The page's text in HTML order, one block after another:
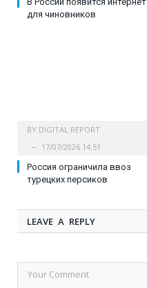
для чиновников
BY DIGITAL REPORT
17/07/2026 14:51
Россия ограничила ввоз
турецких персиков
LEAVE A REPLY